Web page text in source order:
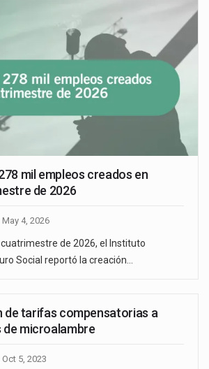
mil empleos creados en
de 2026
May 4, 2026
de 2026, el Instituto
Social reportó la creación…
de tarifas compensatorias a
microalambre
Oct 5, 2023